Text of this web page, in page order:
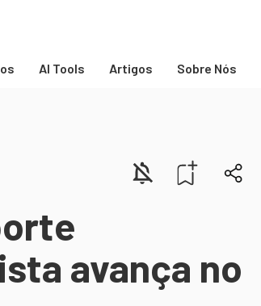
AI Tools Artigos Sobre Nós
avança no